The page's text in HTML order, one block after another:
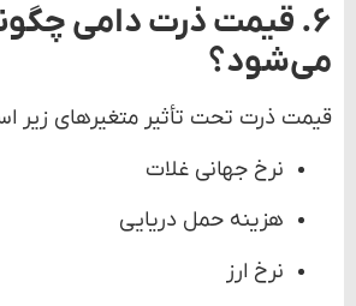
۶. قیمت ذرت دامی
می‌شود؟
قیمت ذرت تحت تأثیر متغیرهای زیر
نرخ جهانی غلات
هزینه حمل دریایی
نرخ ارز